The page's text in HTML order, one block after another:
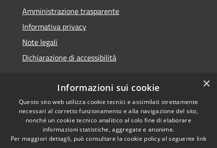
Amministrazione trasparente
Informativa privacy
Note legali
Dichiarazione di accessibilità
RSS
Accessibilità
Cookie
Copyright © 2026 • Comune di
Noventa Padovana • Powered
byMunicipium•
redazione
×
Informazioni sui cookie
Questo sito web utilizza cookie tecnici e assimilati strettamente
necessari al corretto funzionamento e alla navigazione del sito,
nonché un cookie tecnico analitico al solo fine di elaborare
informazioni statistiche, aggregate e anonime.
Per maggiori dettagli, può consultare la cookie policy al seguente link